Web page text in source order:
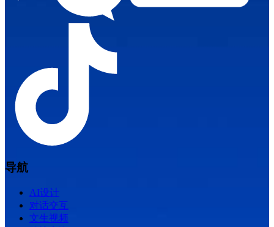
导航
AI设计
对话交互
文生视频